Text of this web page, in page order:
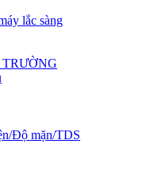
lắc sàng
Độ mặn/TDS